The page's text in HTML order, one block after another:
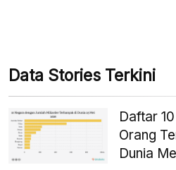
Data Stories Terkini
Daftar
Orang
Dunia